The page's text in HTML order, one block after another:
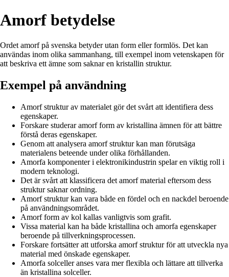
Amorf betydelse
Ordet amorf på svenska betyder utan form eller formlös. Det kan
användas inom olika sammanhang, till exempel inom vetenskapen för
att beskriva ett ämne som saknar en kristallin struktur.
Exempel på användning
Amorf struktur av materialet gör det svårt att identifiera dess
egenskaper.
Forskare studerar amorf form av kristallina ämnen för att bättre
förstå deras egenskaper.
Genom att analysera amorf struktur kan man förutsäga
materialens beteende under olika förhållanden.
Amorfa komponenter i elektronikindustrin spelar en viktig roll i
modern teknologi.
Det är svårt att klassificera det amorf material eftersom dess
struktur saknar ordning.
Amorf struktur kan vara både en fördel och en nackdel beroende
på användningsområdet.
Amorf form av kol kallas vanligtvis som grafit.
Vissa material kan ha både kristallina och amorfa egenskaper
beroende på tillverkningsprocessen.
Forskare fortsätter att utforska amorf struktur för att utveckla nya
material med önskade egenskaper.
Amorfa solceller anses vara mer flexibla och lättare att tillverka
än kristallina solceller.